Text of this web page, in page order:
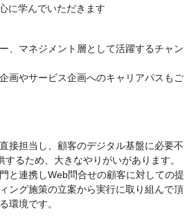
に学んでいただきます
、マネジメント層として活躍するチャン
画やサービス企画へのキャリアパスもご
接担当し、顧客のデジタル基盤に必要不
るため、大きなやりがいがあります。
と連携しWeb問合せの顧客に対しての提
ング施策の立案から実行に取り組んで頂
環境です。